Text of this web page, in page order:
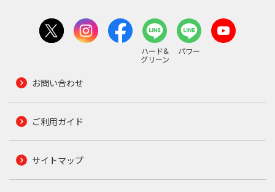
ハード&
グリーン
パワー
お問い合わせ
ご利用ガイド
サイトマップ